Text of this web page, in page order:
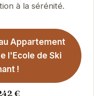
à la sérénité.
Appartement
l'Ecole de Ski
!
€